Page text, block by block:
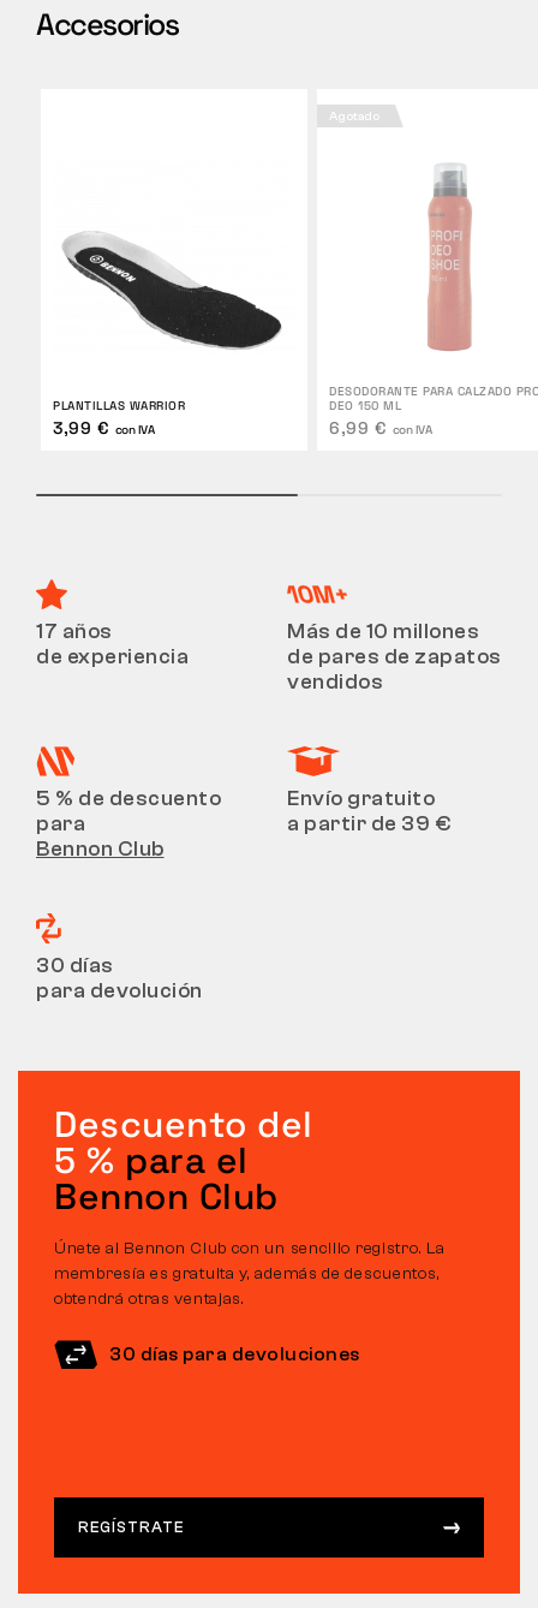
Accesorios
PLANTILLAS WARRIOR
3,99 € con IVA
Agotado
DESODORANTE PARA CALZADO
DEO 150 ML
6,99 € con IVA
17 años
de experiencia
Más de 10 millones
de pares de zapatos
vendidos
5 % de descuento
para
Bennon Club
Envío gratuito
a partir de 39 €
30 días
para devolución
Descuento del
5 % para el
Bennon Club
Únete al Bennon Club con un sencillo registro. La
membresía es gratuita y, además de descuentos,
obtendrá otras ventajas.
30 días para devoluciones
REGÍSTRATE